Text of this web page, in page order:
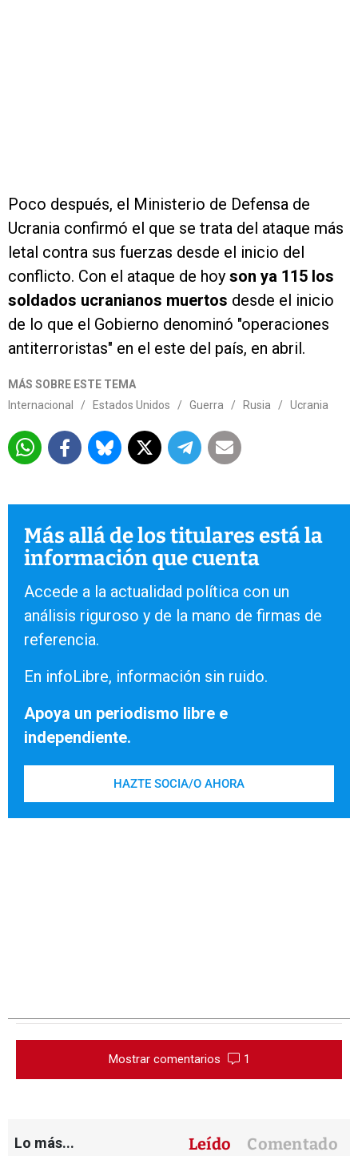
Poco después, el Ministerio de Defensa de
Ucrania confirmó el que se trata del ataque más
letal contra sus fuerzas desde el inicio del
conflicto. Con el ataque de hoy son ya 115 los
soldados ucranianos muertos desde el inicio
de lo que el Gobierno denominó "operaciones
antiterroristas" en el este del país, en abril.
MÁS SOBRE ESTE TEMA
Internacional
/ Estados Unidos / Guerra / Rusia / Ucrania
Más allá de los titulares está la
información que cuenta
Accede a la actualidad política con un
análisis riguroso y de la mano de firmas de
referencia.
En infoLibre, información sin ruido.
Apoya un periodismo libre e
independiente.
HAZTE SOCIA/O AHORA
Mostrar comentarios 1
Lo más... Leído Comentado